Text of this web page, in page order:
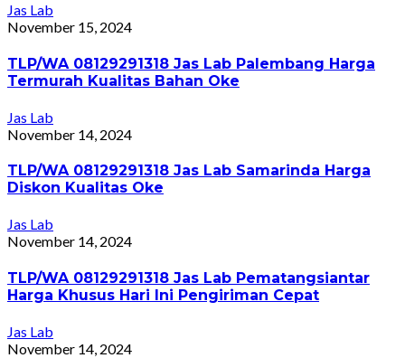
Jas Lab
November 15, 2024
TLP/WA 08129291318 Jas Lab Palembang Harga
Termurah Kualitas Bahan Oke
Jas Lab
November 14, 2024
TLP/WA 08129291318 Jas Lab Samarinda Harga
Diskon Kualitas Oke
Jas Lab
November 14, 2024
TLP/WA 08129291318 Jas Lab Pematangsiantar
Harga Khusus Hari Ini Pengiriman Cepat
Jas Lab
November 14, 2024